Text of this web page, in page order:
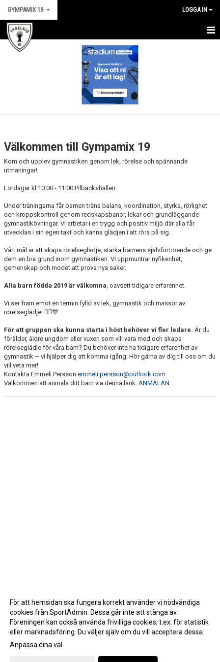
GYMPAMIX 19 LOGGA IN
HEM
Välkommen till Gympamix 19
Kom och upplev gymnastiken genom lek, rörelse och spännande
utmaningar!
Lördagar kl 10:00 - 11:00 Pilbäckshallen.
Under träningarna får barnen träna balans, koordination, styrka, rörlighet
och kroppskontroll genom redskapsbanor, lekar och grundläggande
gymnastikövningar. Vi arbetar i en trygg och positiv miljö där alla får
utvecklas i sin egen takt och känna glädjen i att röra på sig.
Vårt mål är att skapa rörelseglädje, stärka barnens självförtroende och ge
dem en bra grund inom gymnastiken. Vi uppmuntrar nyfikenhet,
gemenskap och modet att prova nya saker.
Alla barn födda 2019 är välkomna, oavsett tidigare erfarenhet.
Vi ser fram emot en termin fylld av lek, gymnastik och massor av
rörelseglädje! 🤸‍♀️💙
För att gruppen ska kunna starta i höst behöver vi fler ledare. Är du
förälder, äldre ungdom eller vuxen som vill vara med och skapa
rörelseglädje för våra barn? Du behöver inte ha tidigare erfarenhet av
gymnastik – vi hjälper dig att komma igång. Hör gärna av dig till oss om du
vill veta mer!
Kontakta Emmeli Persson emmeli.persson@outlook.com
Välkommen att anmäla ditt barn via denna länk: ANMÄLAN
Gå till Webbversion
För att hemsidan ska fungera korrekt använder vi nödvändiga
cookies från SportAdmin. Dessa går inte att stänga av.
Föreningen kan också använda frivilliga cookies, t.ex. för statistik
eller marknadsföring. Du väljer själv om du vill acceptera dessa.
Anpassa dina val